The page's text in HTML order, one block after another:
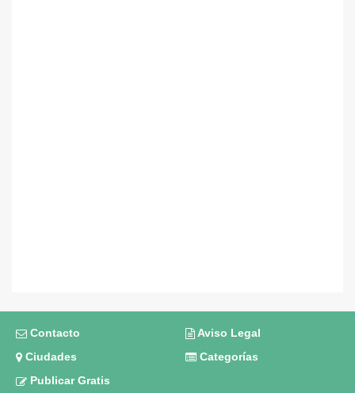
Contacto
Aviso Legal
Ciudades
Categorías
Publicar Gratis